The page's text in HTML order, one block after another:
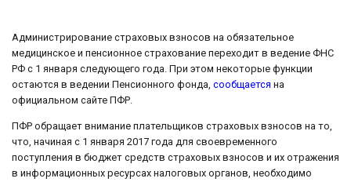
Администрирование страховых взносов на обязательное
медицинское и пенсионное страхование переходит в ведение ФНС
РФ с 1 января следующего года. При этом некоторые функции
остаются в ведении Пенсионного фонда, сообщается на
официальном сайте ПФР.
ПФР обращает внимание плательщиков страховых взносов на то,
что, начиная с 1 января 2017 года для своевременного
поступления в бюджет средств страховых взносов и их отражения
в информационных ресурсах налоговых органов, необходимо